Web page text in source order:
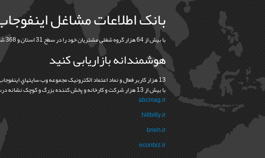
بانک اطلاعات مشاغل
با بیش از 64 هزار گروه شغلی مشتریان خود را در سطح 31 استان و 368 شهرستان بیابید
هوشمندانه بازاریابی کنید
13 هزار کاربر فعال و نماد اعتماد الکترونيک مجموعه وب سايتهاي
با بيش از 13 هزار شرکت و کارخانه و پخش کننده بزرگ و کوچک نشانه درستي و اعتماد در رابطه ما با مشتريانمان است
abcmag.ir
hillbilly.ir
bneh.ir
econbiz.ir